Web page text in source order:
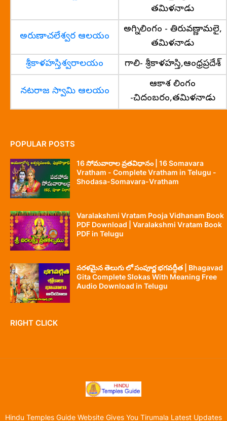
తమిళనాడు
అరుణాచలేశ్వర ఆలయం
అగ్నిలింగం - తిరువణ్ణామలై,
తమిళనాడు
శ్రీకాళహస్తిశ్వరాలయం
గాలి- శ్రీకాళహస్తి,ఆంధ్రప్రదేశ్
నటరాజ స్వామి ఆలయం
ఆకాశ లింగం
-చిదంబరం,తమిళనాడు
POPULAR POSTS
16 సోమవారాల వ్రతవిధానం | 16 Somavara
Vratham - Complete Vratham in Telugu -
Shodasa-Somavara-Vratham
Varalakshmi Vratam Pooja Vidhanam Book
PDF Download | Varalakshmi Vratam Book
PDF in Telugu
సరళమైన తెలుగు లో సంపూర్ణ భగవద్గీత | Bhagavad
Gita Complete Slokas With Meaning Free
Audio Download in Telugu
RIGHT CLICK
Hindu Temples Guide Website Gives You Tirumala Latest Updates